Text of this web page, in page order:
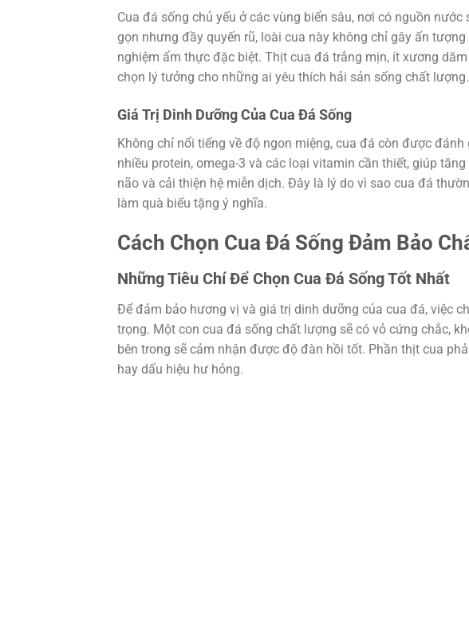
Cua đá sống chủ yếu ở các vùng biển sâu, nơi có nguồn
gọn nhưng đầy quyến rũ, loài cua này không chỉ gây ấn
nghiệm ẩm thực đặc biệt. Thịt cua đá trắng mịn, ít xương
chọn lý tưởng cho những ai yêu thích hải sản sống chất lượng.
Giá Trị Dinh Dưỡng Của Cua Đá Sống
Không chỉ nổi tiếng về độ ngon miệng, cua đá còn được
nhiều protein, omega-3 và các loại vitamin cần thiết, giúp
não và cải thiện hệ miễn dịch. Đây là lý do vì sao cua đá
làm quà biếu tặng ý nghĩa.
Cách Chọn Cua Đá Sống Đảm Bảo
Những Tiêu Chí Để Chọn Cua Đá Sống Tốt Nhất
Để đảm bảo hương vị và giá trị dinh dưỡng của cua đá, việc
trọng. Một con cua đá sống chất lượng sẽ có vỏ cứng chắc,
bên trong sẽ cảm nhận được độ đàn hồi tốt. Phần thịt cua
hay dấu hiệu hư hỏng.